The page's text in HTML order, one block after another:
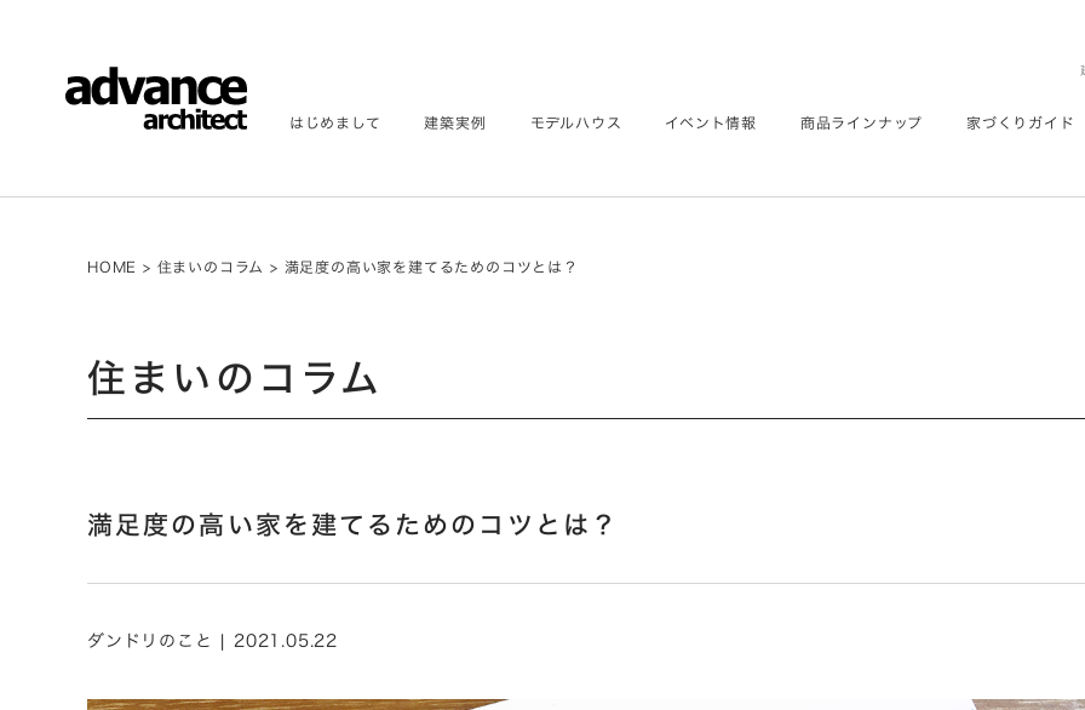
はじめまして 建築実例 モデルハウス イベント情報 商品ラインナップ 家づくりガイド
HOME > 住まいのコラム > 満足度の高い家を建てるためのコツとは？
住まいのコラム
満足度の高い家を建てるためのコツとは？
ダンドリのこと | 2021.05.22